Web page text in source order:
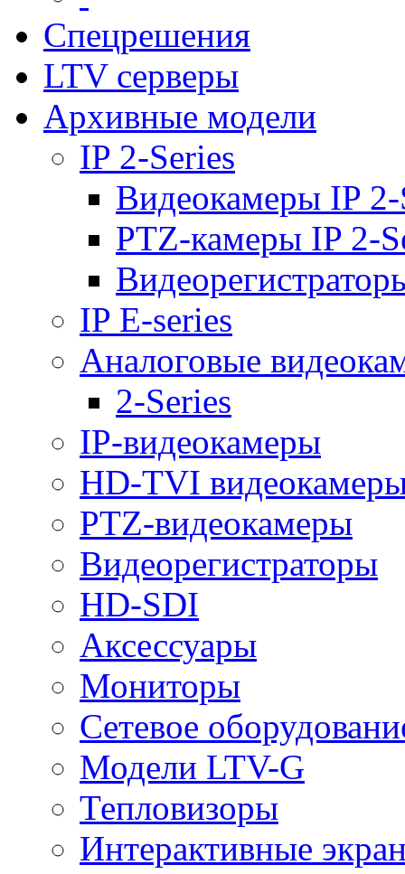
Спецрешения
LTV серверы
Архивные модели
IP 2-Series
Видеокамеры IP 2-
PTZ-камеры IP 2-
IP E-series
Аналоговые
2-Series
IP-видеокамеры
HD-TVI
PTZ-видеокамеры
Видеорегистраторы
HD-SDI
Аксессуары
Мониторы
Сетевое
Модели LTV-G
Тепловизоры
Интерактивные